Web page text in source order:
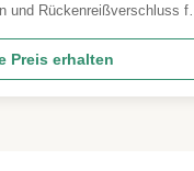
und Rückenreißverschluss für
entwickelt für
und Profis. Dieser
über ein
Preis erhalten